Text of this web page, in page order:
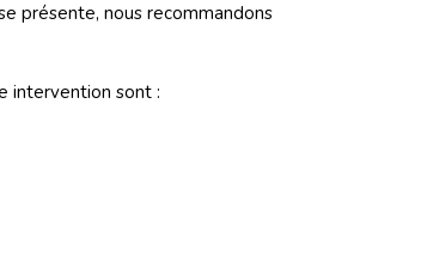
présente, nous recommandons
intervention sont :